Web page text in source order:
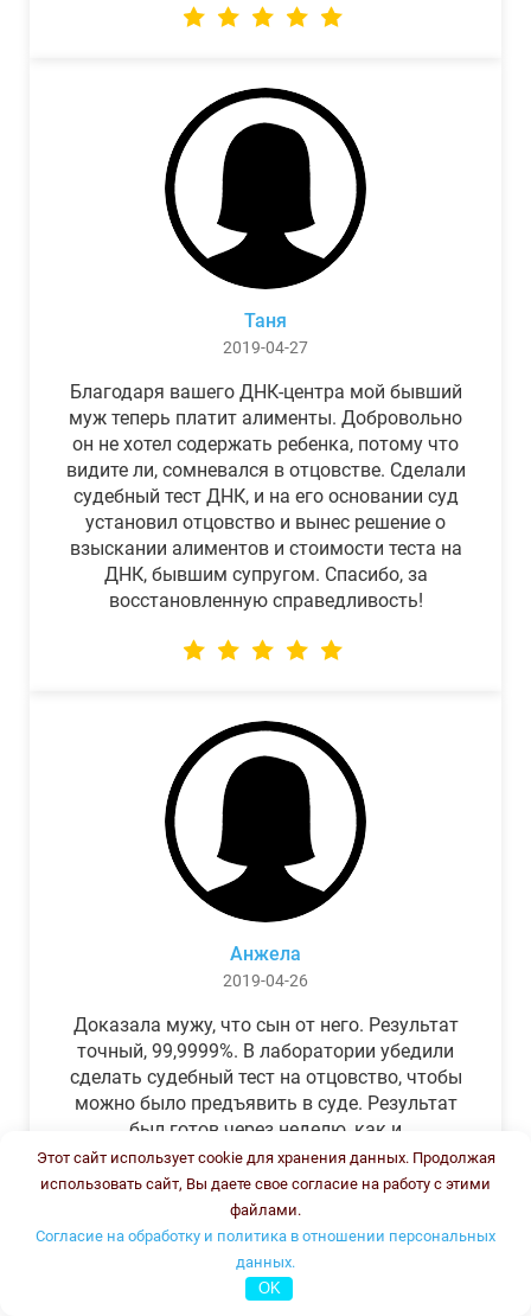
Таня
2019-04-27
Благодаря вашего ДНК-центра мой бывший
муж теперь платит алименты. Добровольно
он не хотел содержать ребенка, потому что
видите ли, сомневался в отцовстве. Сделали
судебный тест ДНК, и на его основании суд
установил отцовство и вынес решение о
взыскании алиментов и стоимости теста на
ДНК, бывшим супругом. Спасибо, за
восстановленную справедливость!
Анжела
2019-04-26
Доказала мужу, что сын от него. Результат
точный, 99,9999%. В лаборатории убедили
сделать судебный тест на отцовство, чтобы
можно было предъявить в суде. Результат
был готов через неделю, как и
обещали.Теперь муж бегает и извиняется.
Этот сайт использует cookie для хранения данных. Продолжая
использовать сайт, Вы даете свое согласие на работу с этими
файлами.
Согласие на обработку и политика в отношении персональных
данных.
OK